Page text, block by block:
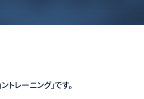
レーニング」です。